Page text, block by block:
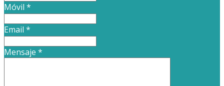
Móvil *
Email *
Mensaje *